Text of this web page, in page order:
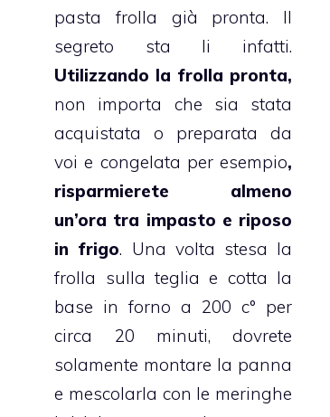
pasta frolla già pronta. Il
segreto sta li infatti.
Utilizzando la frolla pronta,
non importa che sia stata
acquistata o preparata da
voi e congelata per esempio,
risparmierete almeno
un’ora tra impasto e riposo
in frigo. Una volta stesa la
frolla sulla teglia e cotta la
base in forno a 200 c° per
circa 20 minuti, dovrete
solamente montare la panna
e mescolarla con le meringhe